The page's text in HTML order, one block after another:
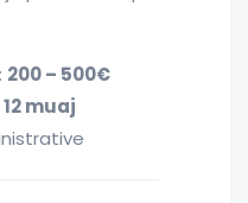
200 – 500€
12 muaj